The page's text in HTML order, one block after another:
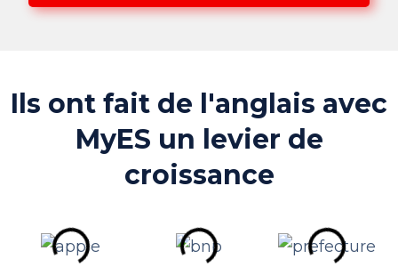
Ils ont fait de l'anglais avec
MyES un levier de
croissance